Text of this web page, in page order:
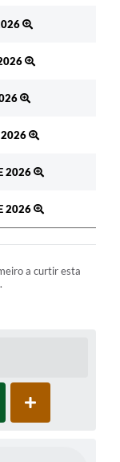
2026
2026
2026
a curtir esta